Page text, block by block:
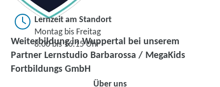
Weiterbildung in Wuppertal bei unserem
Partner Lernstudio Barbarossa / MegaKids
Fortbildungs GmbH
Lernzeit am Standort
Montag bis Freitag
8.00 bis 16.15 Uhr
Über uns